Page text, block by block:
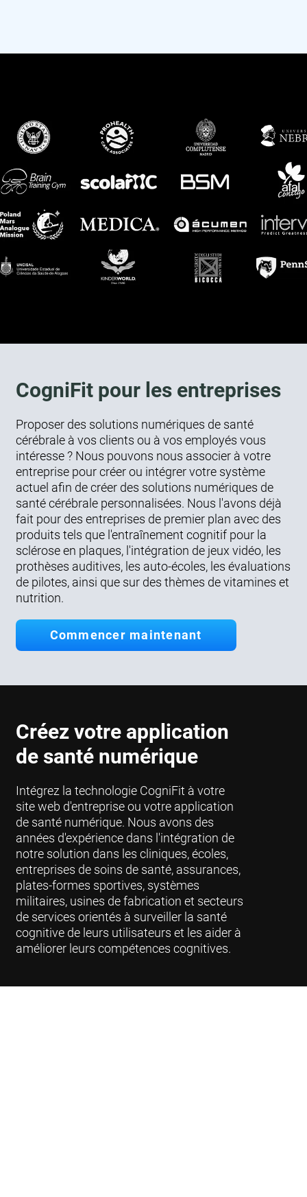
CogniFit pour les entreprises
Proposer des solutions numériques de santé
cérébrale à vos clients ou à vos employés vous
intéresse ? Nous pouvons nous associer à votre
entreprise pour créer ou intégrer votre système
actuel afin de créer des solutions numériques de
santé cérébrale personnalisées. Nous l'avons déjà
fait pour des entreprises de premier plan avec des
produits tels que l'entraînement cognitif pour la
sclérose en plaques, l'intégration de jeux vidéo, les
prothèses auditives, les auto-écoles, les évaluations
de pilotes, ainsi que sur des thèmes de vitamines et
nutrition.
Commencer maintenant
Créez votre application
de santé numérique
Intégrez la technologie CogniFit à votre
site web d'entreprise ou votre application
de santé numérique. Nous avons des
années d'expérience dans l'intégration de
notre solution dans les cliniques, écoles,
entreprises de soins de santé, assurances,
plates-formes sportives, systèmes
militaires, usines de fabrication et secteurs
de services orientés à surveiller la santé
cognitive de leurs utilisateurs et les aider à
améliorer leurs compétences cognitives.